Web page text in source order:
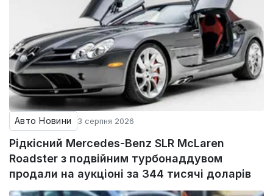
Авто Новини 3 серпня 2026
Рідкісний Mercedes-Benz SLR McLaren
Roadster з подвійним турбонаддувом
продали на аукціоні за 344 тисячі доларів